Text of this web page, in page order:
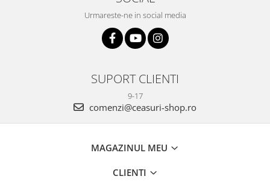
Urmareste-ne in social media
SUPORT CLIENTI
9-17
comenzi@ceasuri-shop.ro
MAGAZINUL MEU
CLIENTI